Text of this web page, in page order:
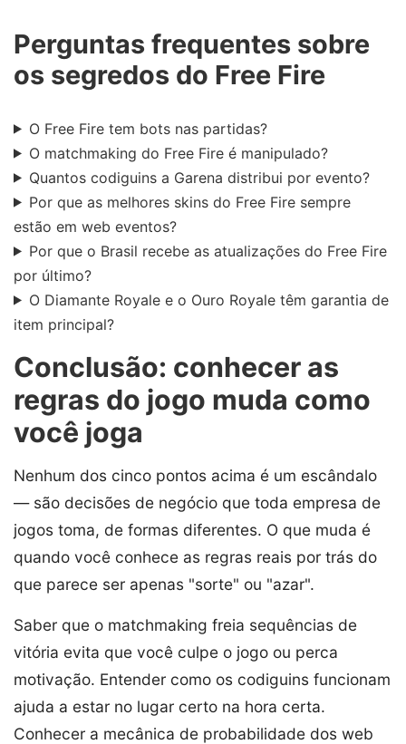
Perguntas frequentes sobre
os segredos do Free Fire
O Free Fire tem bots nas partidas?
O matchmaking do Free Fire é manipulado?
Quantos codiguins a Garena distribui por evento?
Por que as melhores skins do Free Fire sempre
estão em web eventos?
Por que o Brasil recebe as atualizações do Free Fire
por último?
O Diamante Royale e o Ouro Royale têm garantia de
item principal?
Conclusão: conhecer as
regras do jogo muda como
você joga
Nenhum dos cinco pontos acima é um escândalo
— são decisões de negócio que toda empresa de
jogos toma, de formas diferentes. O que muda é
quando você conhece as regras reais por trás do
que parece ser apenas "sorte" ou "azar".
Saber que o matchmaking freia sequências de
vitória evita que você culpe o jogo ou perca
motivação. Entender como os codiguins funcionam
ajuda a estar no lugar certo na hora certa.
Conhecer a mecânica de probabilidade dos web